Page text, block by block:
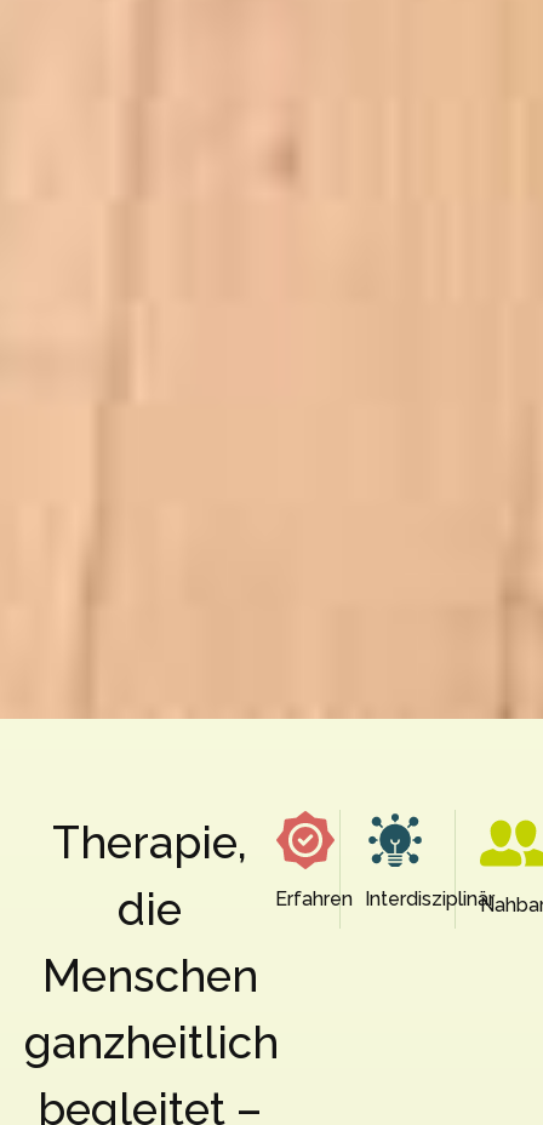
Therapie,
die
Menschen
ganzheitlich
begleitet –
Erfahren Interdisziplinär